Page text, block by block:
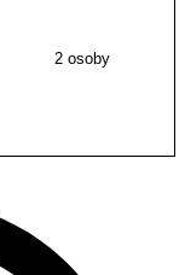
2 osoby